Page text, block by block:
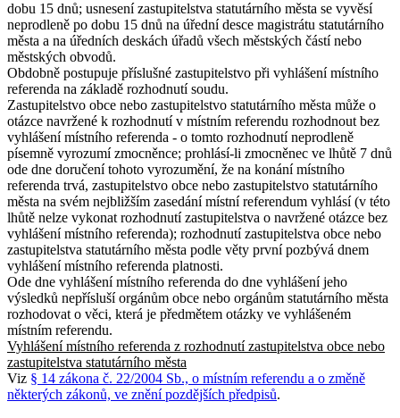
dobu 15 dnů; usnesení zastupitelstva statutárního města se vyvěsí
neprodleně po dobu 15 dnů na úřední desce magistrátu statutárního
města a na úředních deskách úřadů všech městských částí nebo
městských obvodů.
Obdobně postupuje příslušné zastupitelstvo při vyhlášení místního
referenda na základě rozhodnutí soudu.
Zastupitelstvo obce nebo zastupitelstvo statutárního města může o
otázce navržené k rozhodnutí v místním referendu rozhodnout bez
vyhlášení místního referenda - o tomto rozhodnutí neprodleně
písemně vyrozumí zmocněnce; prohlásí-li zmocněnec ve lhůtě 7 dnů
ode dne doručení tohoto vyrozumění, že na konání místního
referenda trvá, zastupitelstvo obce nebo zastupitelstvo statutárního
města na svém nejbližším zasedání místní referendum vyhlásí (v této
lhůtě nelze vykonat rozhodnutí zastupitelstva o navržené otázce bez
vyhlášení místního referenda); rozhodnutí zastupitelstva obce nebo
zastupitelstva statutárního města podle věty první pozbývá dnem
vyhlášení místního referenda platnosti.
Ode dne vyhlášení místního referenda do dne vyhlášení jeho
výsledků nepřísluší orgánům obce nebo orgánům statutárního města
rozhodovat o věci, která je předmětem otázky ve vyhlášeném
místním referendu.
Vyhlášení místního referenda z rozhodnutí zastupitelstva obce nebo
zastupitelstva statutárního města
Viz § 14 zákona č. 22/2004 Sb., o místním referendu a o změně
některých zákonů, ve znění pozdějších předpisů.